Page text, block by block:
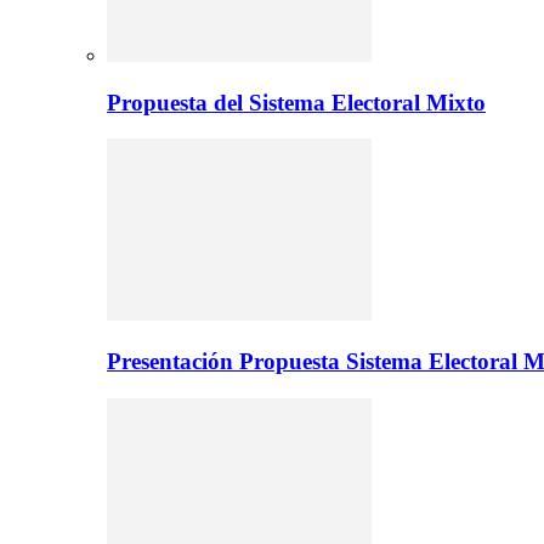
Propuesta del Sistema Electoral Mixto
Presentación Propuesta Sistema Electoral